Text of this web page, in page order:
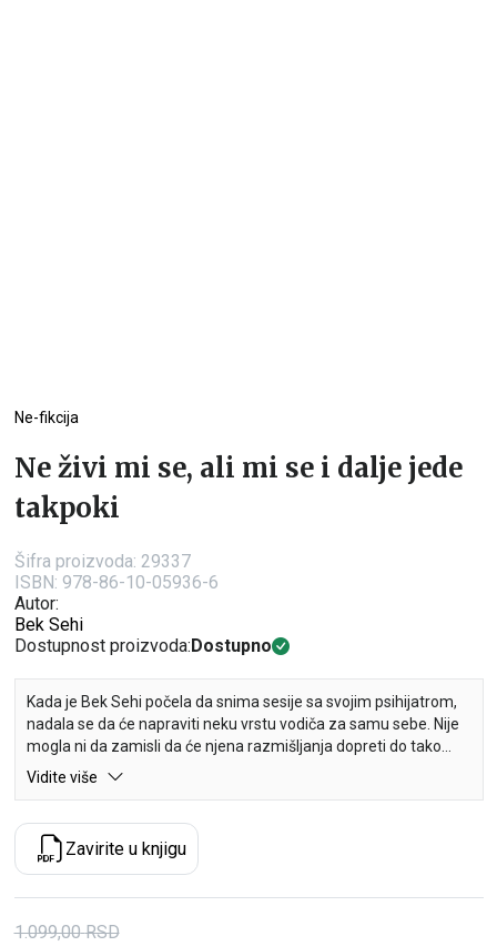
Ne-fikcija
Ne živi mi se, ali mi se i dalje jede
takpoki
Šifra proizvoda: 29337
ISBN: 978-86-10-05936-6
Autor:
Bek Sehi
Dostupnost proizvoda: Dostupno
Kada je Bek Sehi počela da snima sesije sa svojim psihijatrom,
nadala se da će napraviti neku vrstu vodiča za samu sebe. Nije
mogla ni da zamisli da će njena razmišljanja dopreti do tako
mnogo ljudi, naročito mladih. Njena knjiga „Ne želim da živim, ali
kojima se ovde tako intimno govori.
Na samom početku knjige „Ne želim da živim, ali mi se i dalje
jede takpoki” autorka nas upozorava da bi sadržaj mogao da
dovede čitaoce u nelagodu, te ih zato moli da zastanu i podsete
Vidite više
Zavirite u knjigu
1.099,00 RSD